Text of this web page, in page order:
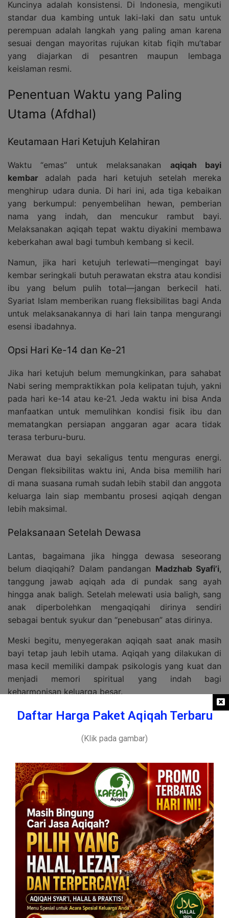
Kuncinya adalah konsistensi. Di Indonesia, mengikuti
standar dua kambing untuk laki-laki dan satu untuk
perempuan adalah langkah yang paling aman karena
sesuai dengan mayoritas rujukan kitab fiqih mu’tabar
yang diajarkan di pesantren maupun lembaga
keislaman resmi.
Penentuan Waktu yang Paling
Utama (Afdhal)
Keutamaan Hari Ketujuh Kelahiran
Waktu “emas” untuk melaksanakan aqiqah bayi
kembar adalah pada hari ketujuh setelah mereka
menghirup udara dunia. Di hari ini, ada tiga kebaikan
yang berkumpul: penyembelihan hewan, pemberian
nama yang indah, dan mencukur rambut bayi.
Melaksanakan aqiqah tepat waktu diyakini membawa
keberkahan awal bagi tumbuh kembang si kecil.
Namun, jika hari ketujuh terlewati—mengingat bayi
kembar seringkali butuh perawatan ekstra atau kondisi
ibu yang belum pulih total—jangan berkecil hati.
Syariat Islam memberikan ruang fleksibilitas bagi Anda
untuk melaksanakannya di hari lain tanpa mengurangi
esensi ibadahnya.
Opsi Hari Ke-14 dan Ke-21
Jika hari ketujuh belum memungkinkan, para sahabat
Nabi sering mempraktikkan pola kelipatan tujuh, yakni
pada hari ke-14 atau ke-21. Jeda waktu ini bisa Anda
manfaatkan untuk memulihkan kondisi fisik ibu dan
mematangkan persiapan anggaran agar acara tidak
terasa terburu-buru.
Merawat dua bayi sekaligus tentu menguras energi.
Dengan fleksibilitas waktu ini, Anda bisa memilih hari
di mana suasana rumah sudah lebih stabil dan anggota
keluarga lain siap membantu prosesi aqiqah dengan
lebih maksimal.
Pelaksanaan Setelah Dewasa
Lantas, bagaimana jika hingga dewasa seseorang
belum diaqiqahi? Dalam pandangan Madzhab Syafi’i,
tanggung jawab aqiqah ada di pundak sang ayah
hingga anak baligh. Setelah melewati usia baligh, sang
anak diperbolehkan mengaqiqahi dirinya sendiri
sebagai bentuk syukur dan “penebusan” atas dirinya.
Meski begitu, menyegerakan aqiqah saat anak masih
bayi tetap jauh lebih utama. Aqiqah yang dilakukan di
masa kecil memiliki dampak psikologis yang kuat dan
menjadi memori spiritual yang indah bagi
keharmonisan keluarga besar.
Estimasi Biaya dan Perencanaan
Menghitung Kebutuhan Hewan Ternak
Langkah awal dalam menyusun anggaran adalah
memantau harga hewan ternak terkini. Untuk bayi
kembar laki-laki yang butuh empat ekor, tentu pos
anggarannya berbeda dengan bayi perempuan.
Pastikan Anda mendapatkan harga yang jujur dari
penyedia jasa atau peternak langsung.
Hati-hati dengan tawaran harga yang miring tapi tidak
masuk akal. Pastikan hewan yang Anda beli memenuhi
kriteria syariat, seperti umur yang cukup dan fisik yang
prima. Transparansi harga adalah kunci agar ibadah
Daftar Harga Paket Aqiqah Terbaru
(Klik pada gambar)